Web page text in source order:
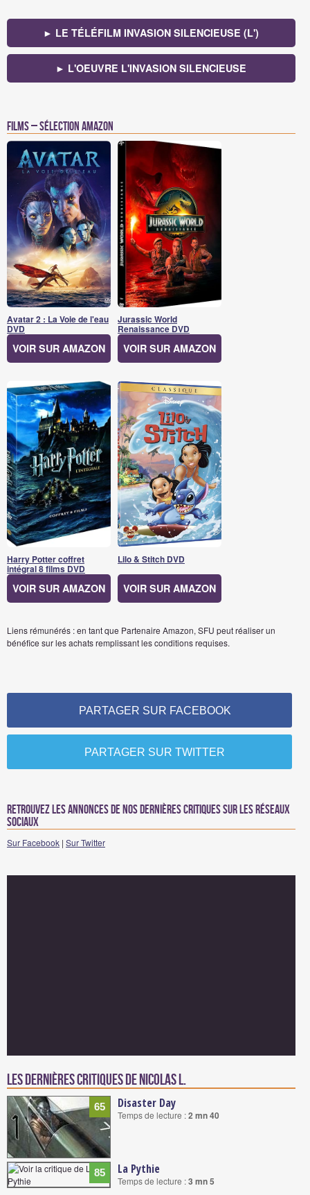
► LE TÉLÉFILM INVASION SILENCIEUSE (L')
► L'OEUVRE L'INVASION SILENCIEUSE
Films – Sélection Amazon
Avatar 2 : La Voie de l'eau
DVD
VOIR SUR AMAZON
Jurassic World
Renaissance DVD
VOIR SUR AMAZON
Harry Potter coffret
intégral 8 films DVD
VOIR SUR AMAZON
Lilo & Stitch DVD
VOIR SUR AMAZON
Liens rémunérés : en tant que Partenaire Amazon, SFU peut réaliser un
bénéfice sur les achats remplissant les conditions requises.
PARTAGER SUR FACEBOOK
PARTAGER SUR TWITTER
Retrouvez les annonces de nos dernières critiques sur les réseaux
sociaux
Sur Facebook | Sur Twitter
Les dernières critiques de Nicolas L.
65 Disaster Day
Temps de lecture :2 mn 40
85 La Pythie
Temps de lecture :3 mn 5